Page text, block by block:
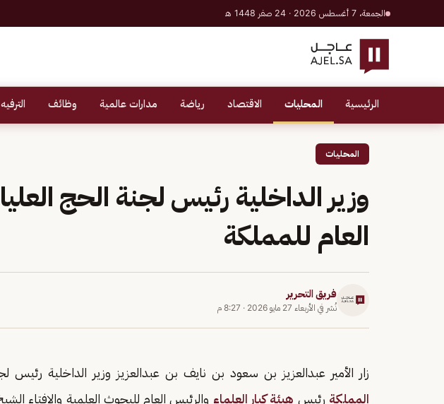
الجمعة، 7 أغسطس 2026 · 24 صفر 1448 هـ
الرئيسية المحليات الاقتصاد رياضة مدارات عالمية وظائف الترفيه
المحليات
وزير الداخلية رئيس لجنة الحج
العام للمملكة
فريق التحرير
نُشر في الأربعاء 27 مايو 2026 · 8:27 م
زار الأمير عبدالعزيز بن سعود بن نايف بن عبدالعزيز وزير الداخلية رئيس
المملكة رئيس هيئة كبار العلماء والرئيس العام للبحوث العلمية والإفتاء